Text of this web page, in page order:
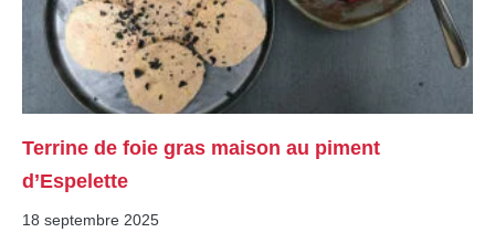
Terrine de foie gras maison au piment
d’Espelette
18 septembre 2025